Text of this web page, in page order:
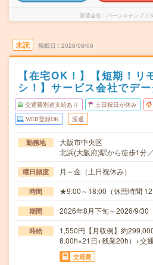
派遣会社 パーソルテンプス
未読 掲載日 2026/08/06
【在宅OK！】【短期！リ
シ！】サービス会社でデー
交通費別途支給あり 土日祝日が休み
WEB登録OK 派遣
勤務地
大阪市中央区
北浜(大阪府)駅から徒歩1分
曜日頻度 月～金（土日祝休み）
時間 ★9:00～18:00（休憩時間
期間 2026年8月下旬～2026/9/30
時給
1,550円【月収例】約
8.00h×21日+残業20h）+交
交通費